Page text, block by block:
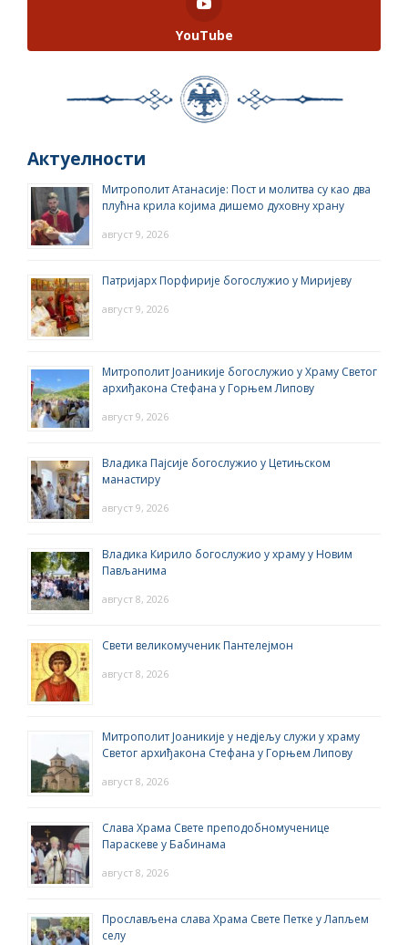
YouTube
Актуелности
Митрополит Атанасије: Пост и молитва су као два
плућна крила којима дишемо духовну храну
август 9, 2026
Патријарх Порфирије богослужио у Миријеву
август 9, 2026
Митрополит Јоаникије богослужио у Храму Светог
архиђакона Стефана у Горњем Липову
август 9, 2026
Владика Пајсије богослужио у Цетињском
манастиру
август 9, 2026
Владика Кирило богослужио у храму у Новим
Пављанима
август 8, 2026
Свети великомученик Пантелејмон
август 8, 2026
Митрополит Јоаникије у недјељу служи у храму
Светог архиђакона Стефана у Горњем Липову
август 8, 2026
Слава Храма Свете преподобномученице
Параскеве у Бабинама
август 8, 2026
Прослављена слава Храма Свете Петке у Лапљем
селу